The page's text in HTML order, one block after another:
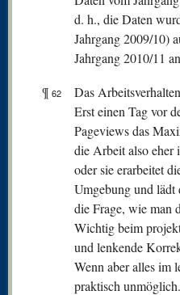
d. h., die Daten
Jahrgang 2009/10)
Jahrgang 2010/11
¶ 62
Das
Erst einen Tag vor
Pageviews das
die Arbeit also eher
oder sie erarbeitet
Umgebung und lädt
die Frage, wie man
Wichtig beim
und lenkende
Wenn aber alles im
praktisch unmöglich.